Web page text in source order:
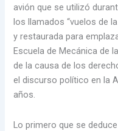
avión que se utilizó
los llamados “vuelos de
y restaurada para
Escuela de Mecánica de
de la causa de los
el discurso político en la
años.
Lo primero que se